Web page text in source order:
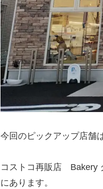
今回のピックアップ店舗
コストコ再販店 Bakery
にあります。